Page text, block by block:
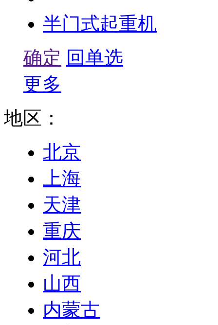
半门式起重机
确定 回单选
更多
地区：
北京
上海
天津
重庆
河北
山西
内蒙古